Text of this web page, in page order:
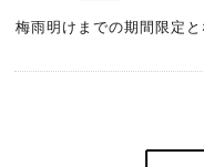
梅雨明けまでの期間限定と